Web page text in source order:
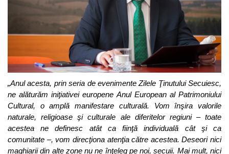
„Anul acesta, prin seria de evenimente Zilele Ţinutului Secuiesc,
ne alăturăm iniţiativei europene Anul European al Patrimoniului
Cultural, o amplă manifestare culturală. Vom înşira valorile
naturale, religioase şi culturale ale diferitelor regiuni – toate
acestea ne definesc atât ca fiinţă individuală cât şi ca
comunitate –, vom direcţiona atenţia către acestea. Deseori nici
maghiarii din alte zone nu ne înţeleg pe noi, secuii. Mai mult, nici